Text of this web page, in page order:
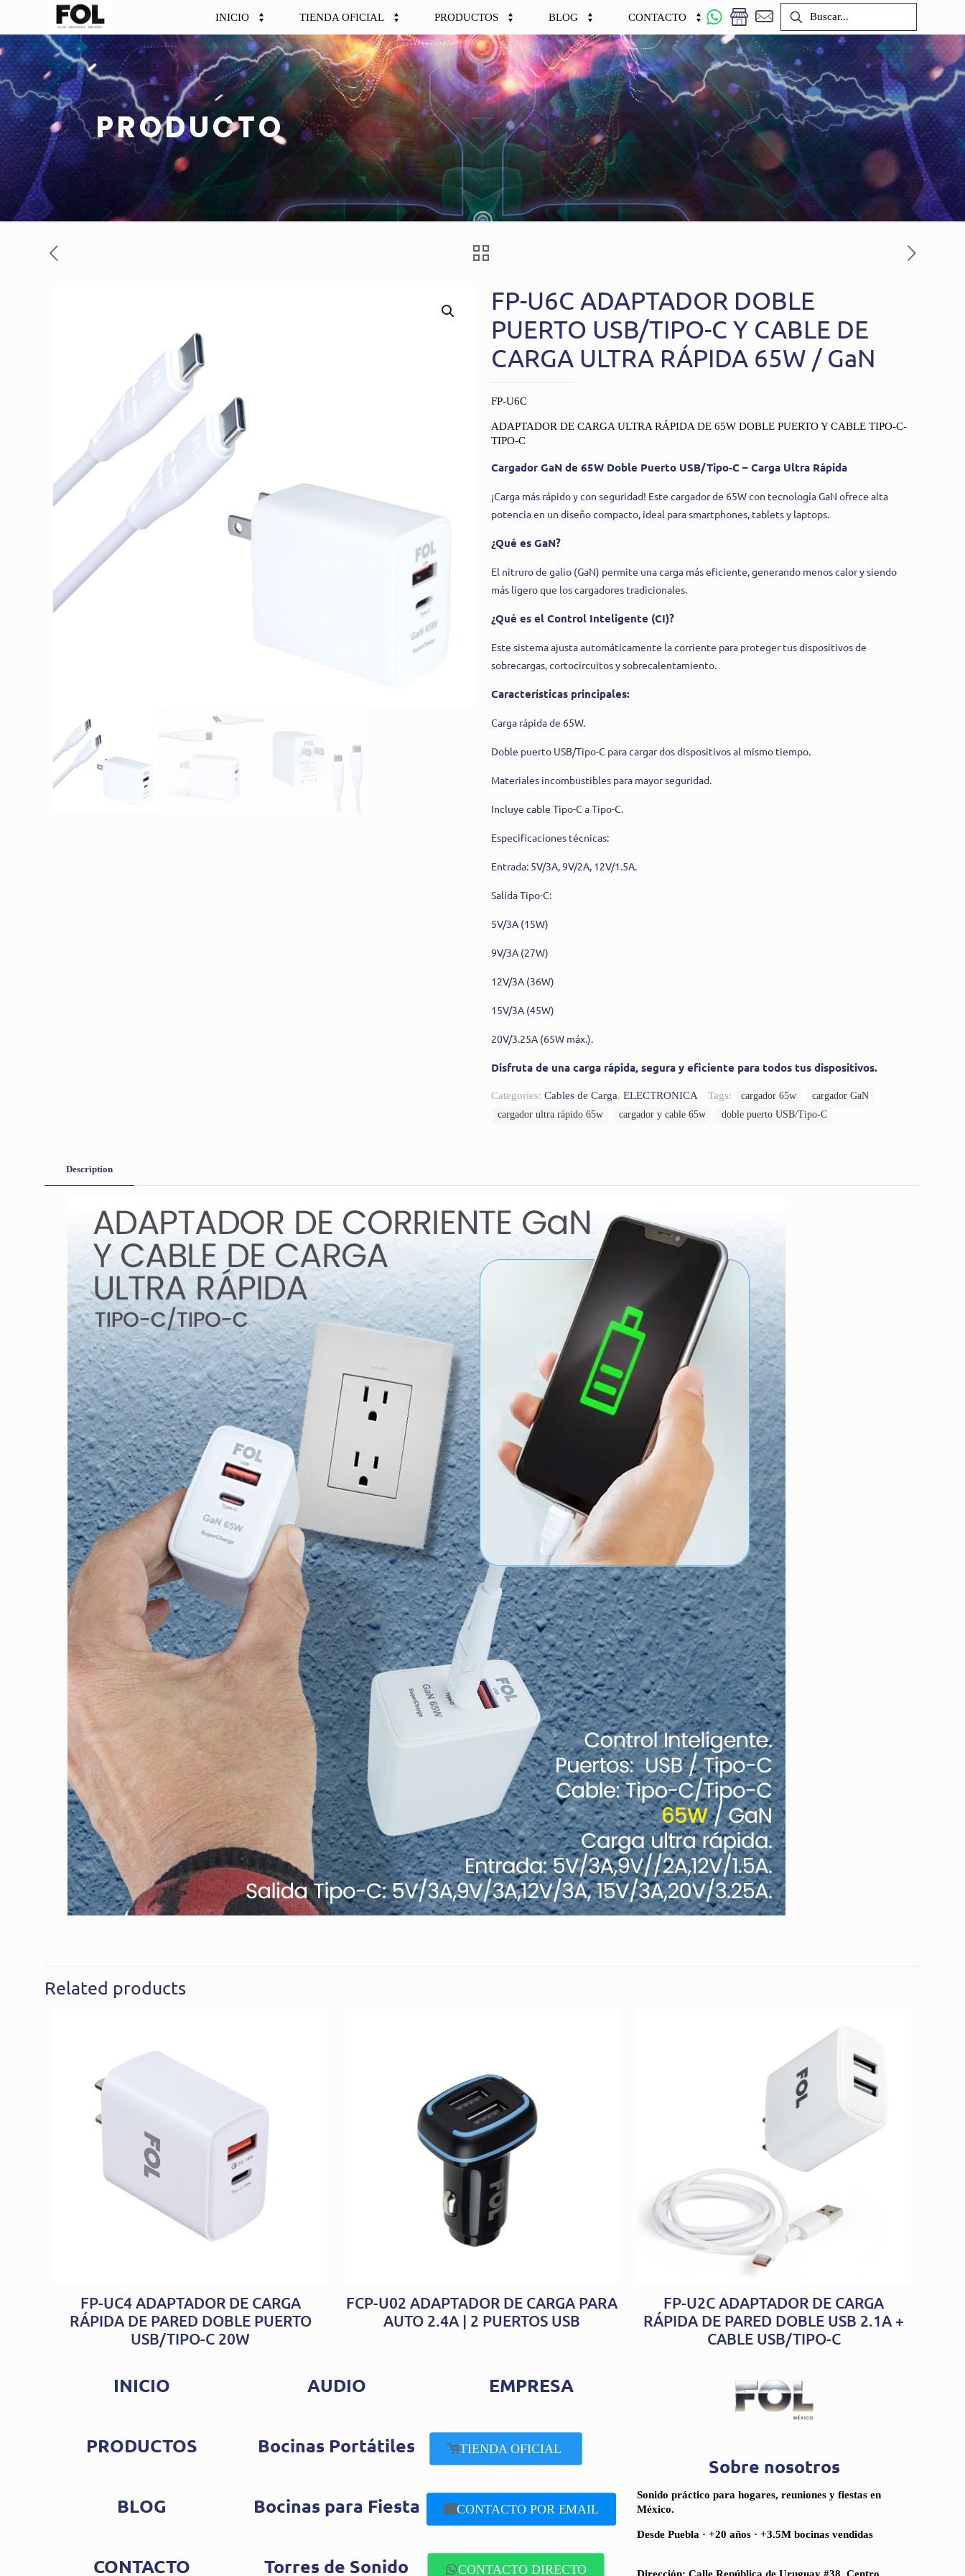
INICIO TIENDA OFICIAL PRODUCTOS BLOG CONTACTO
PRODUCTO
FP-U6C ADAPTADOR DOBLE
PUERTO USB/TIPO-C Y CABLE DE
CARGA ULTRA RÁPIDA 65W / GaN
FP-U6C
ADAPTADOR DE CARGA ULTRA RÁPIDA DE 65W DOBLE PUERTO Y CABLE TIPO-C-
TIPO-C
Cargador GaN de 65W Doble Puerto USB/Tipo-C – Carga Ultra Rápida
¡Carga más rápido y con seguridad! Este cargador de 65W con tecnología GaN ofrece alta
potencia en un diseño compacto, ideal para smartphones, tablets y laptops.
¿Qué es GaN?
El nitruro de galio (GaN) permite una carga más eficiente, generando menos calor y siendo
más ligero que los cargadores tradicionales.
¿Qué es el Control Inteligente (CI)?
Este sistema ajusta automáticamente la corriente para proteger tus dispositivos de
sobrecargas, cortocircuitos y sobrecalentamiento.
Características principales:
Carga rápida de 65W.
Doble puerto USB/Tipo-C para cargar dos dispositivos al mismo tiempo.
Materiales incombustibles para mayor seguridad.
Incluye cable Tipo-C a Tipo-C.
Especificaciones técnicas:
Entrada: 5V/3A, 9V/2A, 12V/1.5A.
Salida Tipo-C:
5V/3A (15W)
9V/3A (27W)
12V/3A (36W)
15V/3A (45W)
20V/3.25A (65W máx.).
Disfruta de una carga rápida, segura y eficiente para todos tus dispositivos.
Categories: Cables de Carga, ELECTRONICA Tags: cargador 65w
cargador GaN
cargador ultra rápido 65w
cargador y cable 65w doble puerto USB/Tipo-C
Description
Related products
FP-UC4 ADAPTADOR DE CARGA
RÁPIDA DE PARED DOBLE PUERTO
USB/TIPO-C 20W
FCP-U02 ADAPTADOR DE CARGA PARA
AUTO 2.4A | 2 PUERTOS USB
FP-U2C ADAPTADOR DE CARGA
RÁPIDA DE PARED DOBLE USB 2.1A +
CABLE USB/TIPO-C
INICIO AUDIO EMPRESA
PRODUCTOS Bocinas Portátiles TIENDA OFICIAL
BLOG Bocinas para Fiesta CONTACTO POR EMAIL
CONTACTO Torres de Sonido CONTACTO DIRECTO
Sobre nosotros
Sonido práctico para hogares, reuniones y fiestas en
México.
Desde Puebla · +20 años · +3.5M bocinas vendidas